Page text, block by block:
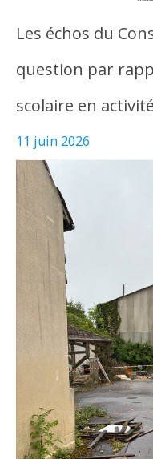
Les échos du
question par
scolaire en
11 juin 2026